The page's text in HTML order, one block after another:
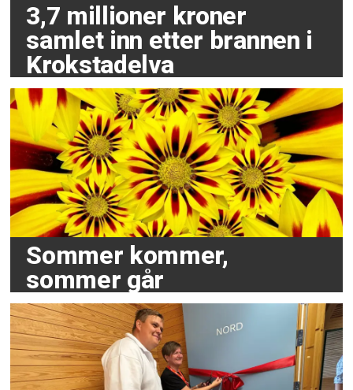
3,7 millioner kroner
samlet inn etter brannen i
Krokstadelva
Sommer kommer,
sommer går